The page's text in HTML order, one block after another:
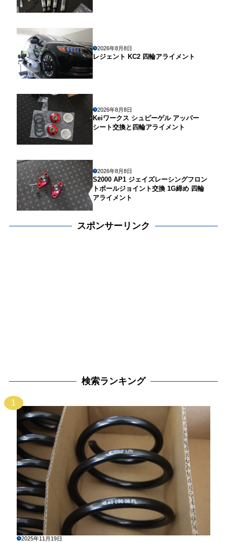
2026年8月8日
レジェント KC2 四輪アライメント
2026年8月8日
Keiワークス シュピーゲル アッパー
シート交換と四輪アライメント
2026年8月8日
S2000 AP1 ジェイズレーシングフロン
トボールジョイント交換 1G締め 四輪
アライメント
スポンサーリンク
検索ランキング
1
2025年11月19日